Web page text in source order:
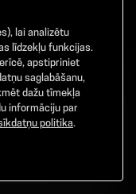
lai analizētu
līdzekļu funkcijas.
apstipriniet
saglabāšanu,
dažu tīmekļa
informāciju par
politika.